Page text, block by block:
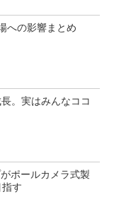
への影響まとめ
。実はみんなココ
ポールカメラ式製
す